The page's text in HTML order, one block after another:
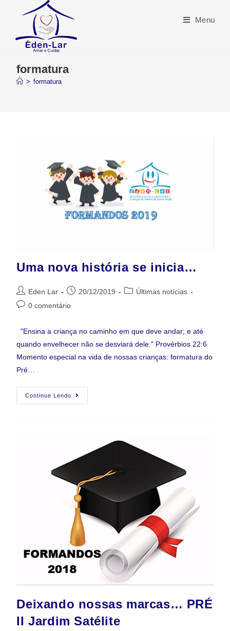
Menu
formatura
> formatura
Uma nova história se inicia…
Eden Lar 20/12/2019
Últimas notícias
0 comentário
"Ensina a criança no caminho em que deve andar; e até
quando envelhecer não se desviará dele." Provérbios 22:6
Momento especial na vida de nossas crianças: formatura do
Pré…
Continue Lendo
Deixando nossas marcas… PRÉ
II Jardim Satélite